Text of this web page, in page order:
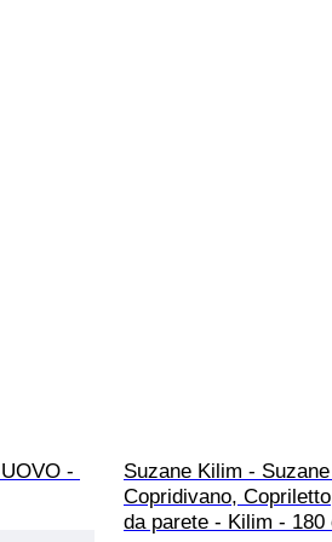
-
Suzane Kilim -
Copridivano,
da parete - Kilim - 180